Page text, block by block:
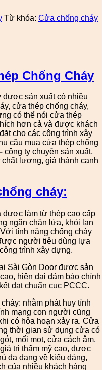
Từ khóa: Cửa chống cháy
Chống Cháy
được sản xuất có nhiều
cửa thép chống cháy,
có thể nói cửa thép
hơn cả và được khách
cho các công trình xây
cầu mua cửa thép chống
công ty chuyên sản xuất,
chất lượng, giá thành cạnh
cháy:
làm từ thép cao cấp
ngăn chặn lửa, khói lan
tính năng chống cháy
người tiêu dùng lựa
trình xây dựng.
Sài Gòn Door được sản
hiện đại đảm bảo chính
đạt chuẩn cục PCCC.
nhằm phát huy tính
mạng con người cũng
có hỏa hoạn xảy ra. Cửa
thời gian sử dụng cửa có
mối mọt, cửa cách âm,
trị thẩm mỹ cao, được
đa dạng về kiểu dáng,
của nhiều khách hàng